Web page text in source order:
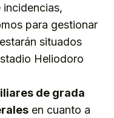
para gestionar
situados
Heliodoro
de grada
en cuanto a